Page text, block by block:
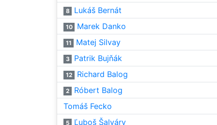
8 Lukáš Bernát
10 Marek Danko
11 Matej Silvay
3 Patrik Bujňák
12 Richard Balog
2
Róbert Balog
Tomáš Fecko
5 Ľuboš Šalváry